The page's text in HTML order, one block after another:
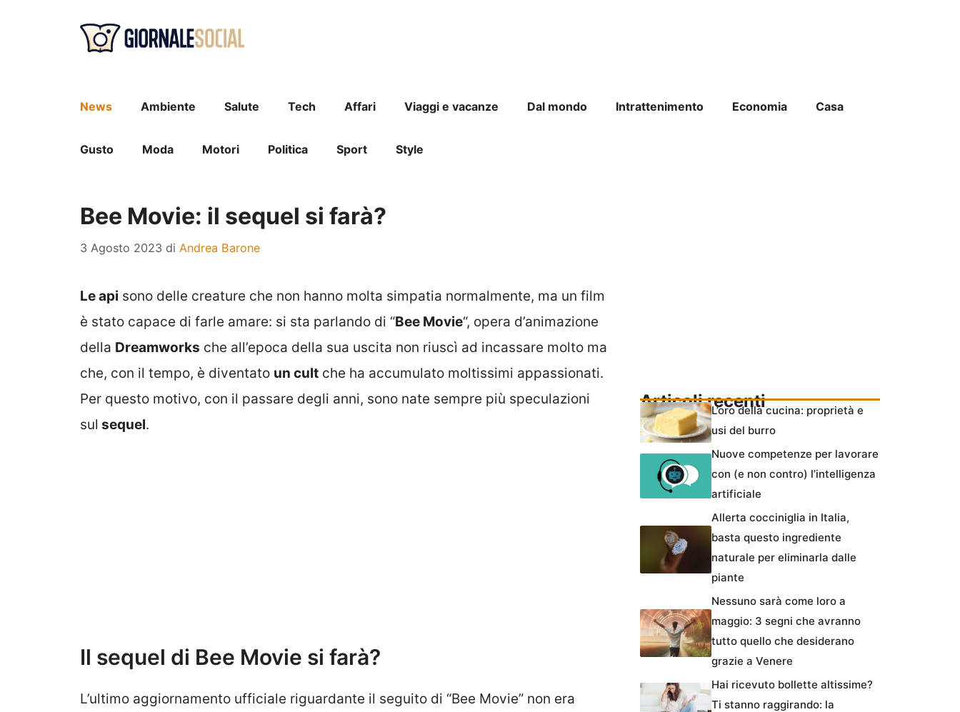
News Ambiente Salute Tech Affari Viaggi e vacanze Dal mondo Intrattenimento Economia Casa
Gusto Moda Motori Politica Sport Style
Bee Movie: il sequel si farà?
3 Agosto 2023 di Andrea Barone
Le api sono delle creature che non hanno molta simpatia normalmente, ma un film
è stato capace di farle amare: si sta parlando di “Bee Movie“, opera d’animazione
della Dreamworks che all’epoca della sua uscita non riuscì ad incassare molto ma
che, con il tempo, è diventato un cult che ha accumulato moltissimi appassionati.
Per questo motivo, con il passare degli anni, sono nate sempre più speculazioni
sul sequel.
Il sequel di Bee Movie si farà?
L’ultimo aggiornamento ufficiale riguardante il seguito di “Bee Movie” non era
Articoli recentiL’oro della cucina: proprietà e
usi del burro
Nuove competenze per lavorare
con (e non contro) l’intelligenza
artificiale
Allerta cocciniglia in Italia,
basta questo ingrediente
naturale per eliminarla dalle
piante
Nessuno sarà come loro a
maggio: 3 segni che avranno
tutto quello che desiderano
grazie a Venere
Hai ricevuto bollette altissime?
Ti stanno raggirando: la